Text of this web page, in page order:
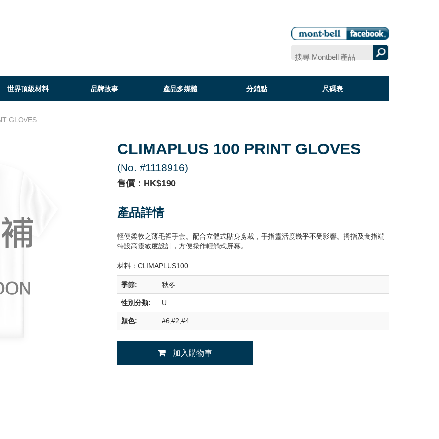
世界頂級材料 品牌故事 產品多媒體 分銷點 尺碼表
GLOVES
CLIMAPLUS 100 PRINT GLOVES
(No. #1118916)
售價：HK$190
產品詳情
輕便柔軟之薄毛裡手套。配合立體式貼身剪裁，手指靈活度幾乎不受影響。拇指及食指端
特設高靈敏度設計，方便操作輕觸式屏幕。
材料：CLIMAPLUS100
季節: 秋冬
性別分類: U
顏色: #6,#2,#4
加入購物車